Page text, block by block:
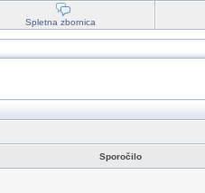
Spletna zbornica
Sporočilo